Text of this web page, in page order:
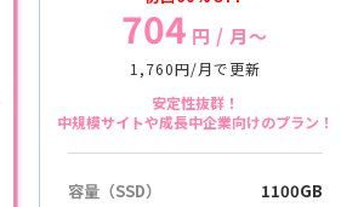
704 円 / 月〜
1,760円/月で更新
安定性抜群！
中規模サイトや成長中企業向けのプラン！
容量（SSD）
1100GB